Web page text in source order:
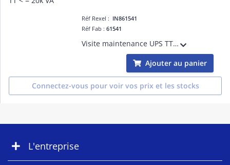
Réf Rexel : IN861541
Réf Fab :61541
Visite maintenance UPS TT < = 20k VA
Ajouter au panier
Connectez-vous pour voir vos prix et les stocks
L'entreprise